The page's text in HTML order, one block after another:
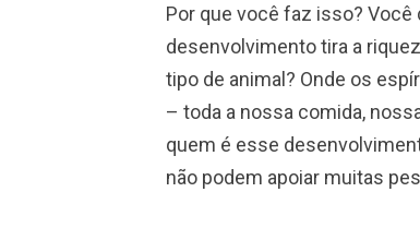
Por que você faz isso?
desenvolvimento tira a
tipo de animal? Onde os
– toda a nossa comida,
quem é esse
não podem apoiar muitas